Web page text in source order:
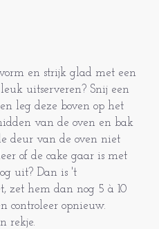
en strijk glad met een
uitserveren? Snij een
leg deze boven op het
van de oven en bak
deur van de oven niet
of de cake gaar is met
uit? Dan is 't
zet hem dan nog 5 à 10
controleer opnieuw.
rekje.